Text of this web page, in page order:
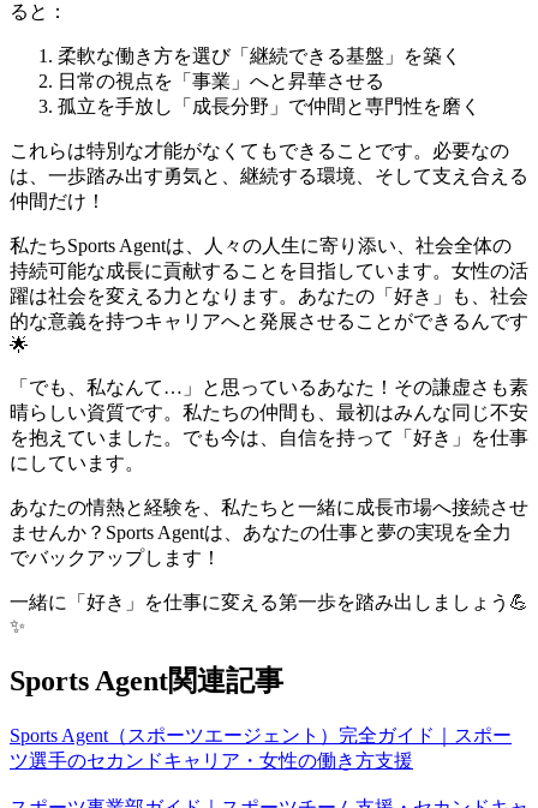
ると：
柔軟な働き方を選び「継続できる基盤」を築く
日常の視点を「事業」へと昇華させる
孤立を手放し「成長分野」で仲間と専門性を磨く
これらは特別な才能がなくてもできることです。必要なの
は、一歩踏み出す勇気と、継続する環境、そして支え合える
仲間だけ！
私たちSports Agentは、人々の人生に寄り添い、社会全体の
持続可能な成長に貢献することを目指しています。女性の活
躍は社会を変える力となります。あなたの「好き」も、社会
的な意義を持つキャリアへと発展させることができるんです
🌟
「でも、私なんて…」と思っているあなた！その謙虚さも素
晴らしい資質です。私たちの仲間も、最初はみんな同じ不安
を抱えていました。でも今は、自信を持って「好き」を仕事
にしています。
あなたの情熱と経験を、私たちと一緒に成長市場へ接続させ
ませんか？Sports Agentは、あなたの仕事と夢の実現を全力
でバックアップします！
一緒に「好き」を仕事に変える第一歩を踏み出しましょう💪
✨
Sports Agent関連記事
Sports Agent（スポーツエージェント）完全ガイド｜スポー
ツ選手のセカンドキャリア・女性の働き方支援